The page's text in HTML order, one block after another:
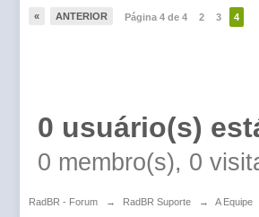
« ANTERIOR Página 4 de 4 2 3 4
0 usuário(s)
0 membro(s), 0
RadBR - Forum → RadBR Suporte → A Equipe